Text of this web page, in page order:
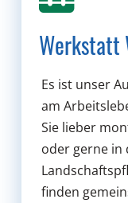
Werkstatt
Es ist unser
am
Sie lieber
oder gerne in
finden